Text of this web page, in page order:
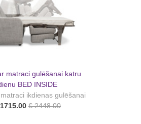
matraci gulēšanai katru
BED INSIDE
ikdienas gulēšanai
€ 2448.00